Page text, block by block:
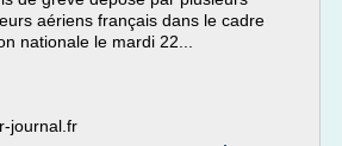
aériens français dans le cadre
nationale le mardi 22...
journal.fr